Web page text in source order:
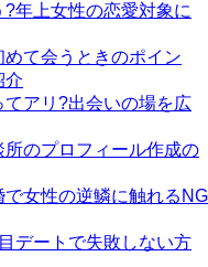
年上女性の恋愛対象に
て会うときのポイン
介
アリ?出会いの場を広
のプロフィール作成の
女性の逆鱗に触れるNG
デートで失敗しない方